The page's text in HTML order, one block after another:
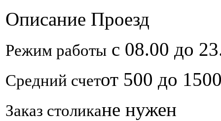
Описание Проезд
Режим работы с 08.00 до
Средний счетот 500 до
Заказ столикане нужен